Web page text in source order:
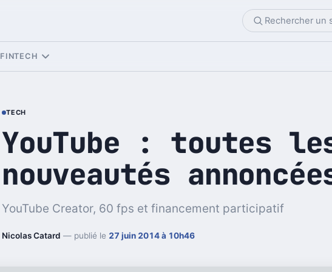
FINTECH
TECH
YouTube : toutes
nouveautés
YouTube Creator, 60 fps et financement participatif
Nicolas Catard — publié le 27 juin 2014 à 10h46